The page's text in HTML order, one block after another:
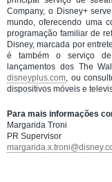
Company, o Disney+
mundo, oferecendo uma
programação familiar de
Disney, marcada por
é também o serviço
lançamentos dos The
disneyplus.com , ou
dispositivos móveis e
Para mais informações
Margarida Troni
PR Supervisor